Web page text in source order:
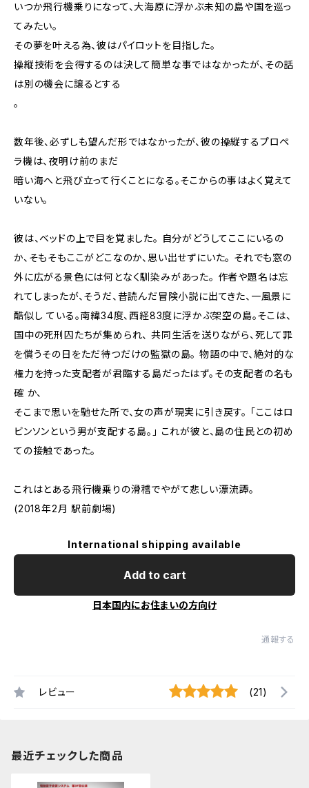
いつか飛行機乗りになって、大海原に浮かぶ未知の島や国を巡っ
てみたい。
その夢を叶える為、彼はパイロットを目指した。
操縦技術を会得するのは決して簡単な事ではなかったが、その話
は別の機会に譲るとする
。
数年後、必ずしも望んだ形ではなかったが、彼の操縦するプロペ
ラ機は、夜明け前のまだ
暗い海へと飛び立って行くことになる。そこからの事はよく覚えて
いない。
彼は、ベッドの上で目を覚ました。 自分がどうしてここにいるの
か、そもそもここがどこなのか、思い出せずにいた。 それでも窓の
外に広がる景色には何となく馴染みがあった。 作者や題名は忘
れてしまったが、そうだ、昔読んだ冒険小説に出てきた、一風景に
酷似し ている。南緯34度、西経83度に浮かぶ架空の島。そこは、
国中の死刑囚たちが集められ、 共同生活を送りながら、死して罪
を償うその日をただ待つだけの監獄の島。 物語の中で、絶対的な
権力を持った支配者が君臨する島だったはず。その支配者の名も
確 か、
そこまで思いを馳せた所で、女の声が現実に引き戻す。 「ここはロ
ビンソンという男が支配する島。」 これが彼と、島の住民との初め
ての接触であった。
これはとある飛行機乗りの滑稽でやがて悲しい漂流譚。
(2018年2月 駅前劇場)
International shipping available
Add to cart
日本国内にお住まいの方向け
通報する
レビュー (21)
最近チェックした商品